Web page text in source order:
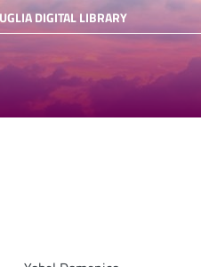
DIGITAL LIBRARY